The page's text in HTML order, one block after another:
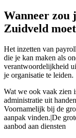
Wanneer zou
Zuidveld
Het inzetten van
die je kan maken als
verantwoordelijkheid
je organisatie te leiden.
Wat we ook vaak zien
administratie uit
Voornamelijk bij de
aanpak vinden.|De
aanbod aan diensten